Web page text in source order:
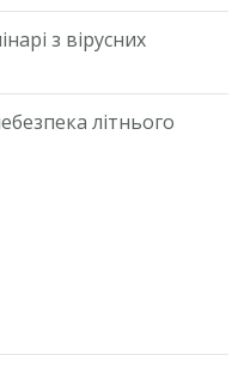
з вірусних
літнього